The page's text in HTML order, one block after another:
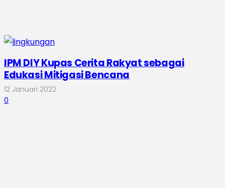
IPM DIY Kupas Cerita Rakyat sebagai
Edukasi Mitigasi Bencana
12 Januari 2022
0